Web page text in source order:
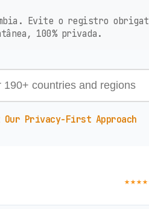
Evite o registro
100% privada.
Our Privacy-First Approach